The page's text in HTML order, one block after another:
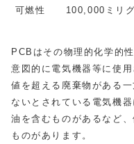
可燃性 100,000ミリグ
PCBはその物理的化学的
意図的に電気機器等に使
値を超える廃棄物がある
ないとされている電気機
油を含むものがあるなど
ものがあります。